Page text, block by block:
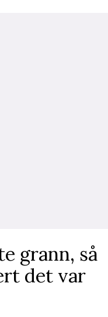
grann, så
det var